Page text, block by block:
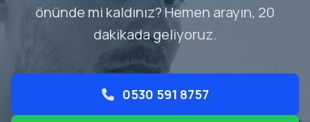
önünde mi kaldınız? Hemen arayın, 20
dakikada geliyoruz.
0530 591 8757